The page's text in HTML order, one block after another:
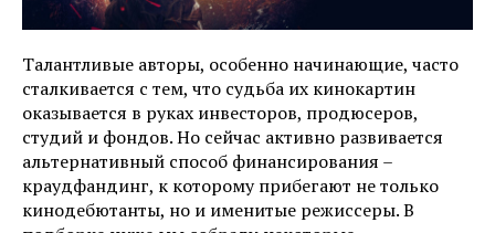
Талантливые авторы, особенно начинающие, часто
сталкивается с тем, что судьба их кинокартин
оказывается в руках инвесторов, продюсеров,
студий и фондов. Но сейчас активно развивается
альтернативный способ финансирования –
краудфандинг, к которому прибегают не только
кинодебютанты, но и именитые режиссеры. В